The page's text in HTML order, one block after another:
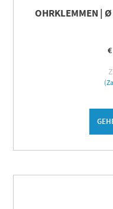
OHRKLEMMEN |
€